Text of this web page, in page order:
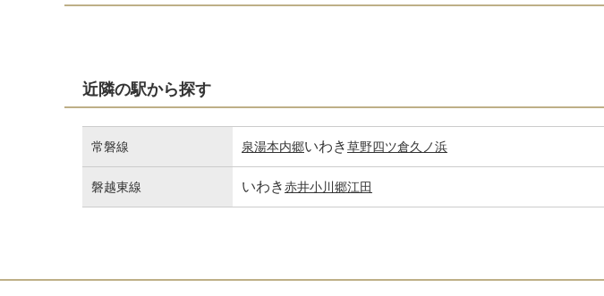
近隣の駅から探す
常磐線 泉湯本内郷いわき草野四ツ倉久ノ浜
磐越東線 いわき赤井小川郷江田